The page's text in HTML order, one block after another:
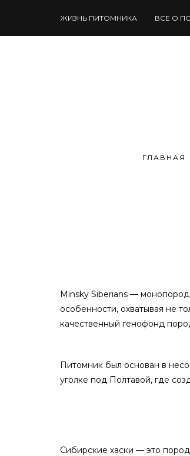
ЖИЗНЬ ПИТОМНИКА ВСЕ О
ГЛАВНАЯ
Minsky Siberians —
особенности, охватывая не
качественный генофонд
Питомник был основан в
уголке под Полтавой, где
Сибирские хаски — это